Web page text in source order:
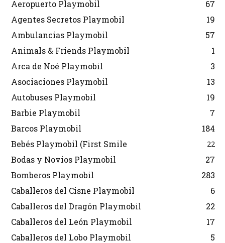
Aeropuerto Playmobil
67
Agentes Secretos Playmobil
19
Ambulancias Playmobil
57
Animals & Friends Playmobil
1
Arca de Noé Playmobil
3
Asociaciones Playmobil
13
Autobuses Playmobil
19
Barbie Playmobil
7
Barcos Playmobil
184
Bebés Playmobil (First Smile
22
Bodas y Novios Playmobil
27
Bomberos Playmobil
283
Caballeros del Cisne Playmobil
6
Caballeros del Dragón Playmobil
22
Caballeros del León Playmobil
17
Caballeros del Lobo Playmobil
5